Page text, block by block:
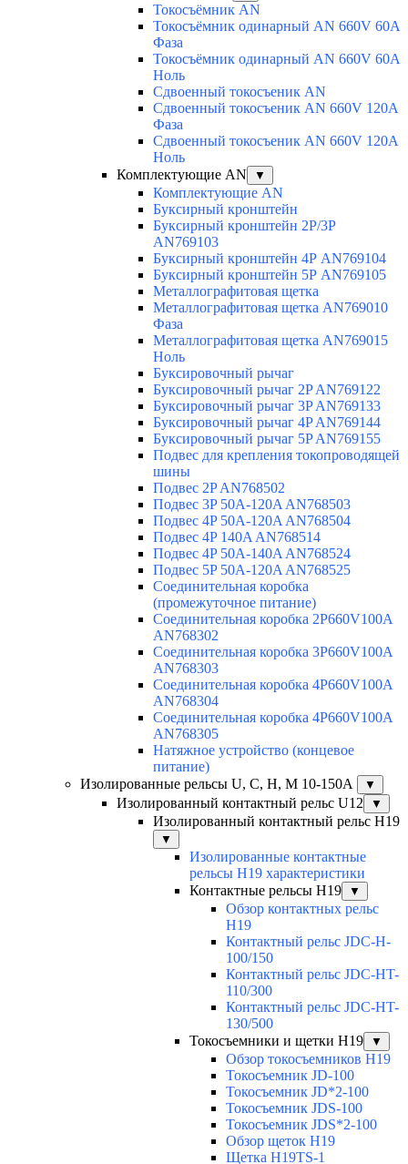
Токосъёмник AN
Токосъёмник одинарный AN 660V 60A
Фаза
Токосъёмник одинарный AN 660V 60A
Ноль
Сдвоенный токосъеник AN
Сдвоенный токосъеник AN 660V 120A
Фаза
Сдвоенный токосъеник AN 660V 120A
Ноль
Комплектующие AN
▼
Комплектующие AN
Буксирный кронштейн
Буксирный кронштейн 2Р/3Р
AN769103
Буксирный кронштейн 4Р AN769104
Буксирный кронштейн 5Р AN769105
Металлографитовая щетка
Металлографитовая щетка AN769010
Фаза
Металлографитовая щетка AN769015
Ноль
Буксировочный рычаг
Буксировочный рычаг 2P AN769122
Буксировочный рычаг 3P AN769133
Буксировочный рычаг 4P AN769144
Буксировочный рычаг 5P AN769155
Подвес для крепления токопроводящей
шины
Подвес 2P AN768502
Подвес 3P 50A-120A AN768503
Подвес 4P 50A-120A AN768504
Подвес 4P 140A AN768514
Подвес 4P 50A-140A AN768524
Подвес 5P 50A-120A AN768525
Соединительная коробка
(промежуточное питание)
Соединительная коробка 2P660V100A
AN768302
Соединительная коробка 3P660V100A
AN768303
Соединительная коробка 4P660V100A
AN768304
Соединительная коробка 4P660V100A
AN768305
Натяжное устройство (концевое
питание)
Изолированные рельсы U, C, H, M 10-150А
▼
Изолированный контактный рельс U12 ▼
Изолированный контактный рельс Н19
▼
Изолированные контактные
рельсы Н19 характеристики
Контактные рельсы H19
▼
Обзор контактных рельс
H19
Контактный рельс JDC-H-
100/150
Контактный рельс JDC-HT-
110/300
Контактный рельс JDC-HT-
130/500
Токосъемники и щетки H19
▼
Обзор токосъемников H19
Токосъемник JD-100
Токосъемник JD*2-100
Токосъемник JDS-100
Токосъемник JDS*2-100
Обзор щеток H19
Щетка H19TS-1